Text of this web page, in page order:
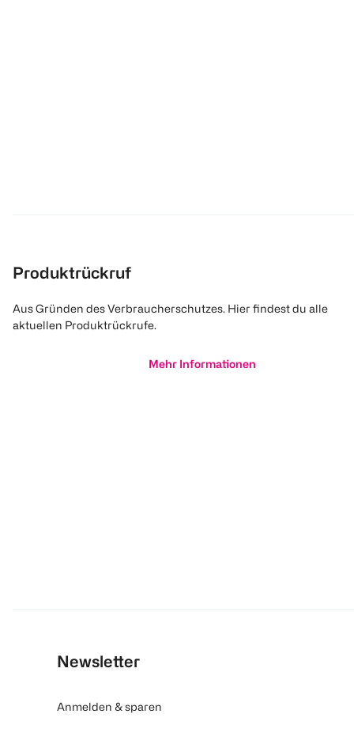
Produktrückruf
Aus Gründen des Verbraucherschutzes. Hier findest du alle
aktuellen Produktrückrufe.
Mehr Informationen
Newsletter
Anmelden & sparen